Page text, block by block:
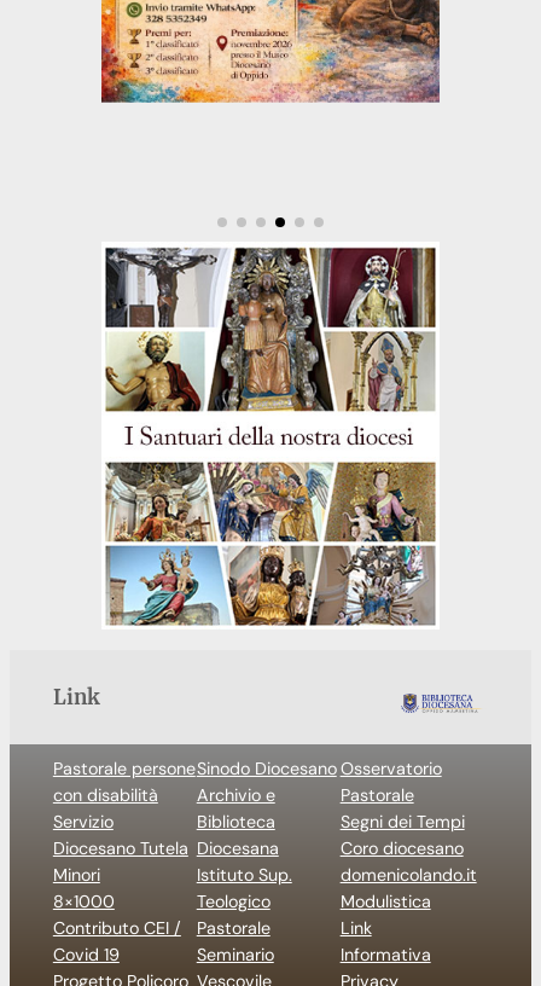
Link
Pastorale persone
con disabilità
Servizio
Diocesano Tutela
Minori
8×1000
Contributo CEI /
Covid 19
Progetto Policoro
Sinodo Diocesano
Archivio e
Biblioteca
Diocesana
Istituto Sup.
Teologico
Pastorale
Seminario
Vescovile
Osservatorio
Pastorale
Segni dei Tempi
Coro diocesano
domenicolando.it
Modulistica
Link
Informativa
Privacy